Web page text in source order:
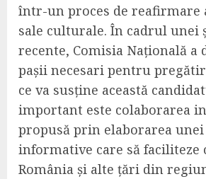
într-un proces de reafirmare
sale culturale. În cadrul unei
recente, Comisia Națională a
pașii necesari pentru
ce va susține această
important este colaborarea
propusă prin elaborarea
informative care să faciliteze
România și alte țări din